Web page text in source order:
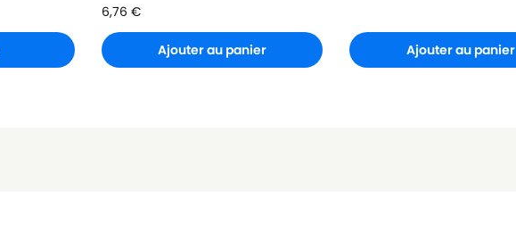
6,76 €
Ajouter au panier Ajouter au panier